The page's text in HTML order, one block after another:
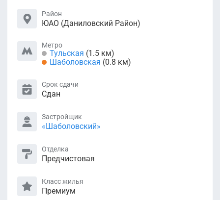
Район
ЮАО (Даниловский Район)
Метро
Тульская (1.5 км)
Шаболовская (0.8 км)
Срок сдачи
Сдан
Застройщик
«Шаболовский»
Отделка
Предчистовая
Класс жилья
Премиум